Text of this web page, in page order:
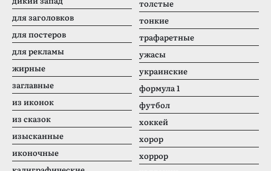
для заголовков
для постеров
для рекламы
жирные
заглавные
из иконок
из сказок
изысканные
иконочные
толстые
тонкие
трафаретные
ужасы
украинские
формула 1
футбол
хоккей
хорор
хоррор